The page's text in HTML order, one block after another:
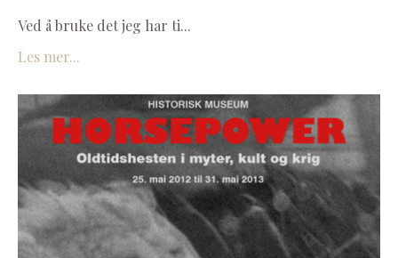
Ved å bruke det jeg har ti...
Les mer...